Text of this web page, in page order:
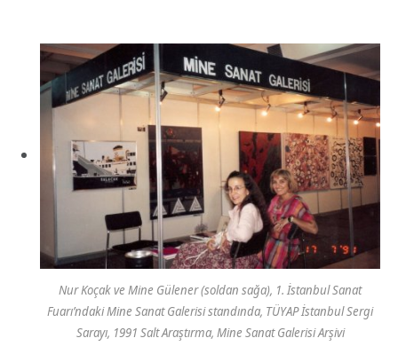
Nur Koçak ve Mine Gülener (soldan sağa), 1. İstanbul Sanat
Fuarı’ndaki Mine Sanat Galerisi standında, TÜYAP İstanbul Sergi
Sarayı, 1991 Salt Araştırma, Mine Sanat Galerisi Arşivi